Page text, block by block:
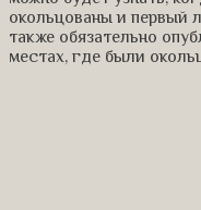
окольцованы и первый
также обязательно
местах, где были